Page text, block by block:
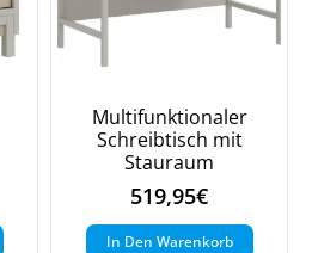
Multifunktionaler
Schreibtisch mit
Stauraum
519,95€
In Den Warenkorb
Angebote.
wie wir Ihre Daten für
verarbeiten. Lesen Sie unsere